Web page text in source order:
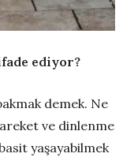
ediyor?
demek. Ne
ve dinlenme
yaşayabilmek